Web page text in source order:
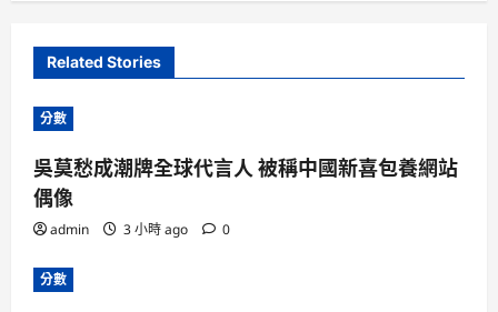
Related Stories
分數
吳莫愁成潮牌全球代言人 被稱中國新喜包養網站
偶像
admin 3 小時 ago 0
分數